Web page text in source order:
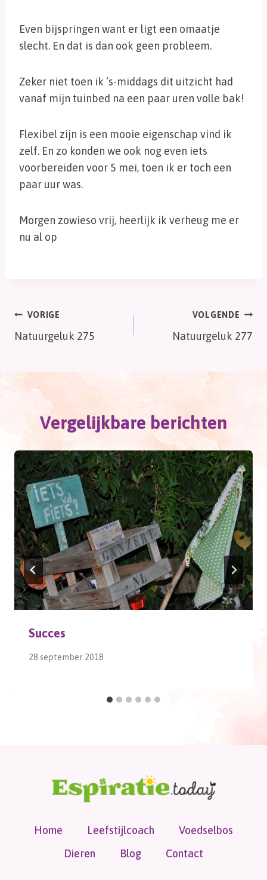
Even bijspringen want er ligt een omaatje
slecht. En dat is dan ook geen probleem.
Zeker niet toen ik ‘s-middags dit uitzicht had
vanaf mijn tuinbed na een paar uren volle bak!
Flexibel zijn is een mooie eigenschap vind ik
zelf. En zo konden we ook nog even iets
voorbereiden voor 5 mei, toen ik er toch een
paar uur was.
Morgen zowieso vrij, heerlijk ik verheug me er
nu al op
Bericht
navigatie
VORIGE
Natuurgeluk 275
VOLGENDE
Natuurgeluk 277
Vergelijkbare berichten
Succes
28 september 2018
Home Leefstijlcoach
Voedselbos
Dieren
Blog Contact